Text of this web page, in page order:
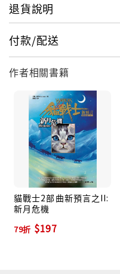
退貨說明
付款/配送
作者相關書籍
貓戰士2部曲新預言之II:
新月危機
79折 $197